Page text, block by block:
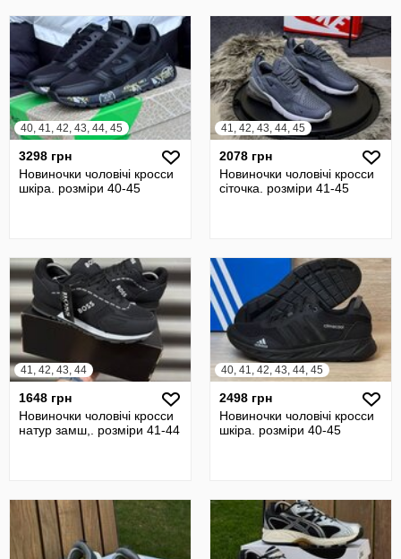
40, 41, 42, 43, 44, 45
3298 грн
Новиночки чоловічі кросси
шкіра. розміри 40-45
41, 42, 43, 44, 45
2078 грн
Новиночки чоловічі кросси
сіточка. розміри 41-45
41, 42, 43, 44
1648 грн
Новиночки чоловічі кросси
натур замш,. розміри 41-44
40, 41, 42, 43, 44, 45
2498 грн
Новиночки чоловічі кросси
шкіра. розміри 40-45